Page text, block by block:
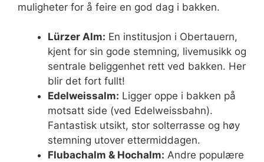
muligheter for å feire en god dag i bakken.
Lürzer Alm: En institusjon i Obertauern,
kjent for sin gode stemning, livemusikk og
sentrale beliggenhet rett ved bakken. Her
blir det fort fullt!
Edelweissalm: Ligger oppe i bakken på
motsatt side (ved Edelweissbahn).
Fantastisk utsikt, stor solterrasse og høy
stemning utover ettermiddagen.
Flubachalm & Hochalm: Andre populære